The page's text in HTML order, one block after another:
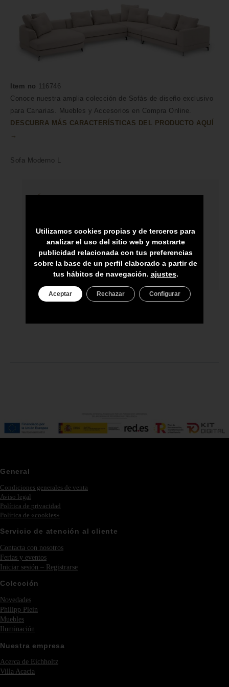
Item no 116746
Conoce nuestra amplia colección de Sofás de diseño exclusivo
para Canarias. Muebles y Accesorios en Compra Online.
DESCUBRA MÁS CARACTERÍSTICAS DEL PRODUCTO AQUÍ
→
Sofa Moderno L
ENVÍO A TODA CANARIAS
ASESORAMIENTO PERSONAL
PRECIO DEL PRODUCTO NO INCLUYE
IGIC
General
Condiciones generales de venta
Aviso legal
Política de privacidad
Política de «cookies»
Servicio de atención al cliente
Contacta con nosotros
Ferias y eventos
Iniciar sesión – Registrarse
Colección
Novedades
Philipp Plein
Muebles
Iluminación
Nuestra empresa
Acerca de Eichholtz
Villa Acacia
Utilizamos cookies propias y de terceros para
analizar el uso del sitio web y mostrarte
publicidad relacionada con tus preferencias
sobre la base de un perfil elaborado a partir de
tus hábitos de navegación. ajustes.
Aceptar Rechazar Configurar